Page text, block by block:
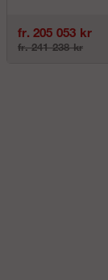
fr. 205 053 kr
fr. 241 238 kr